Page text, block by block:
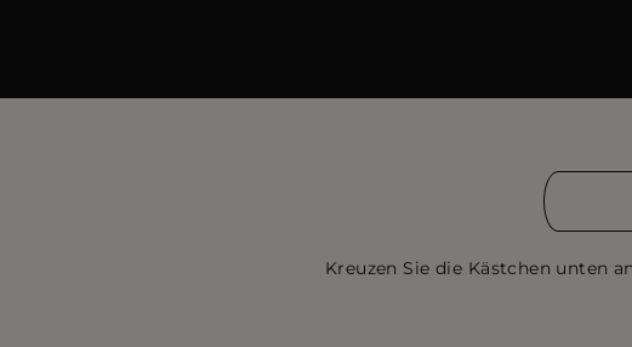
Kreuzen Sie die Kästchen unten